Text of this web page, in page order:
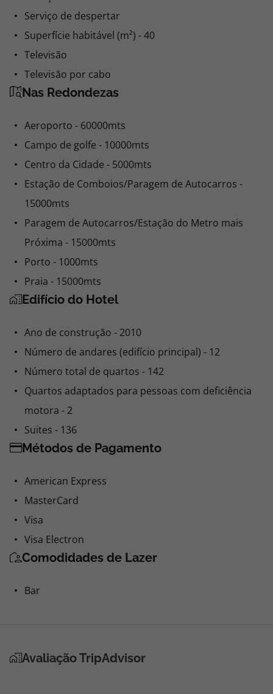
Serviço de despertar
Superfície habitável (m²) - 40
Televisão
Televisão por cabo
Nas Redondezas
Aeroporto - 60000mts
Campo de golfe - 10000mts
Centro da Cidade - 5000mts
Estação de Comboios/Paragem de Autocarros -
15000mts
Paragem de Autocarros/Estação do Metro mais
Próxima - 15000mts
Porto - 1000mts
Praia - 15000mts
Edifício do Hotel
Ano de construção - 2010
Número de andares (edifício principal) - 12
Número total de quartos - 142
Quartos adaptados para pessoas com deficiência
motora - 2
Suites - 136
Métodos de Pagamento
American Express
MasterCard
Visa
Visa Electron
Comodidades de Lazer
Bar
Avaliação TripAdvisor